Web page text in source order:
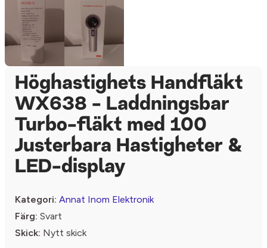
Höghastighets Handfläkt
WX638 - Laddningsbar
Turbo-fläkt med 100
Justerbara Hastigheter &
LED-display
Kategori: Annat Inom Elektronik
Färg: Svart
Skick: Nytt skick